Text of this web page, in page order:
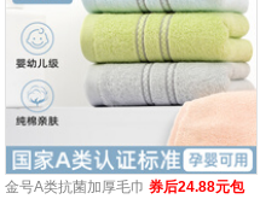
金号A类抗菌加厚毛巾 券后24.88元包